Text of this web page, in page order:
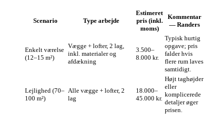
Scenario Type arbejde
Estimeret
pris (inkl.
moms)
Kommentar
— Randers
Enkelt værelse
(12–15 m²)
Vægge + lofter, 2 lag,
inkl. materialer og
afdækning
3.500–
8.000 kr.
Typisk hurtig
opgave; pris
falder hvis
flere rum laves
samtidigt.
Lejlighed (70–
100 m²)
Alle vægge + lofter, 2
lag
18.000–
45.000 kr.
Højt taghøjder
eller
komplicerede
detaljer øger
prisen.